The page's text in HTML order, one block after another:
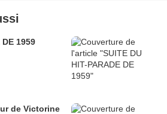
DE 1959
de Victorine